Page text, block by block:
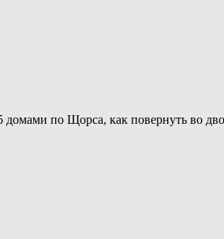
по Щорса, как повернуть во